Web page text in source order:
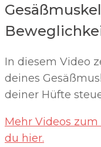
In diesem Video
deines
deiner Hüfte
Mehr Videos
du hier.